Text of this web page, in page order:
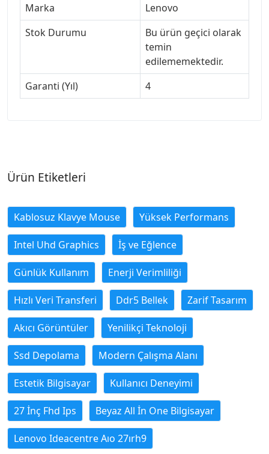
Marka
Lenovo
Stok Durumu
Bu ürün geçici olarak
temin
edilememektedir.
Garanti (Yıl)
4
Ürün Etiketleri
Kablosuz Klavye Mouse Yüksek Performans
Intel Uhd Graphics İş ve Eğlence
Günlük Kullanım Enerji Verimliliği
Hızlı Veri Transferi Ddr5 Bellek Zarif Tasarım
Akıcı Görüntüler Yenilikçi Teknoloji
Ssd Depolama Modern Çalışma Alanı
Estetik Bilgisayar Kullanıcı Deneyimi
27 İnç Fhd Ips Beyaz All İn One Bilgisayar
Lenovo Ideacentre Aıo 27ırh9